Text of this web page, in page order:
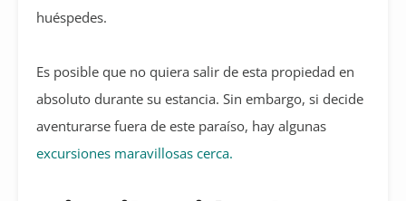
huéspedes.
Es posible que no quiera salir de esta propiedad en
absoluto durante su estancia. Sin embargo, si decide
aventurarse fuera de este paraíso, hay algunas
excursiones maravillosas cerca.